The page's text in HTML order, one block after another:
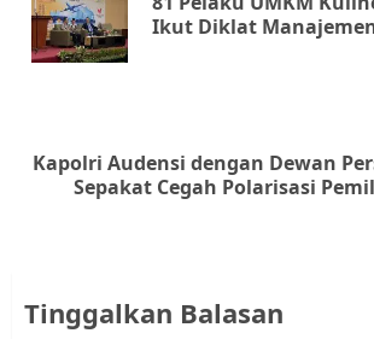
Ikut Diklat
Next
post:
Kapolri Audensi dengan Dewan
Sepakat Cegah Polarisasi
Tinggalkan Balasan